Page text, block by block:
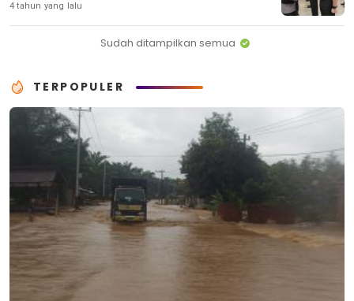
4 tahun yang lalu
Sudah ditampilkan semua
TERPOPULER